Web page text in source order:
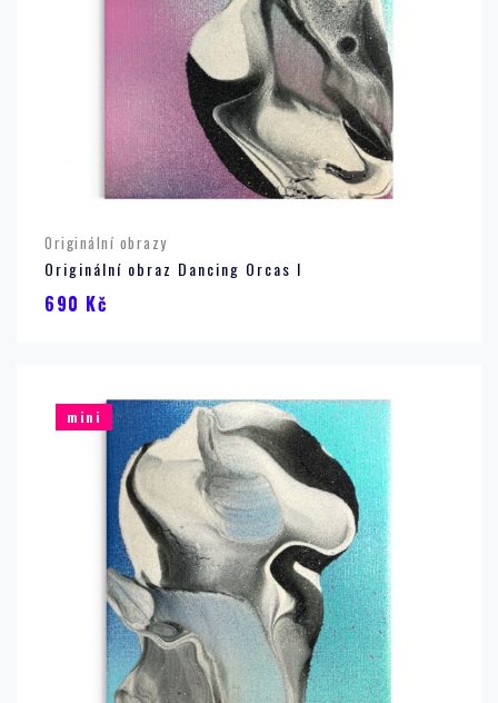
Originální obrazy
Originální obraz Dancing Orcas I
690 Kč
mini